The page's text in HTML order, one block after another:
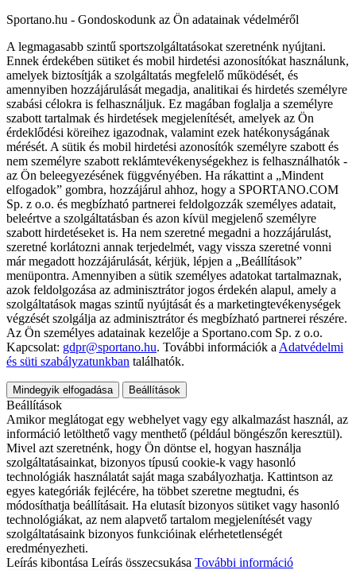
Sportano.hu - Gondoskodunk az Ön adatainak védelméről
A legmagasabb szintű sportszolgáltatásokat szeretnénk nyújtani.
Ennek érdekében sütiket és mobil hirdetési azonosítókat használunk,
amelyek biztosítják a szolgáltatás megfelelő működését, és
amennyiben hozzájárulását megadja, analitikai és hirdetés személyre
szabási célokra is felhasználjuk. Ez magában foglalja a személyre
szabott tartalmak és hirdetések megjelenítését, amelyek az Ön
érdeklődési köreihez igazodnak, valamint ezek hatékonyságának
mérését. A sütik és mobil hirdetési azonosítók személyre szabott és
nem személyre szabott reklámtevékenységekhez is felhasználhatók -
az Ön beleegyezésének függvényében. Ha rákattint a „Mindent
elfogadok” gombra, hozzájárul ahhoz, hogy a SPORTANO.COM
Sp. z o.o. és megbízható partnerei feldolgozzák személyes adatait,
beleértve a szolgáltatásban és azon kívül megjelenő személyre
szabott hirdetéseket is. Ha nem szeretné megadni a hozzájárulást,
szeretné korlátozni annak terjedelmét, vagy vissza szeretné vonni
már megadott hozzájárulását, kérjük, lépjen a „Beállítások”
menüpontra. Amennyiben a sütik személyes adatokat tartalmaznak,
azok feldolgozása az adminisztrátor jogos érdekén alapul, amely a
szolgáltatások magas szintű nyújtását és a marketingtevékenységek
végzését szolgálja az adminisztrátor és megbízható partnerei részére.
Az Ön személyes adatainak kezelője a Sportano.com Sp. z o.o.
Kapcsolat: gdpr@sportano.hu. További információk a Adatvédelmi
és süti szabályzatunkban találhatók.
Mindegyik elfogadása Beállítások
Beállítások
Amikor meglátogat egy webhelyet vagy egy alkalmazást használ, az
információ letölthető vagy menthető (például böngészőn keresztül).
Mivel azt szeretnénk, hogy Ön döntse el, hogyan használja
szolgáltatásainkat, bizonyos típusú cookie-k vagy hasonló
technológiák használatát saját maga szabályozhatja. Kattintson az
egyes kategóriák fejlécére, ha többet szeretne megtudni, és
módosíthatja beállításait. Ha elutasít bizonyos sütiket vagy hasonló
technológiákat, az nem alapvető tartalom megjelenítését vagy
szolgáltatásaink bizonyos funkcióinak elérhetetlenségét
eredményezheti.
Leírás kibontása Leírás összecsukása További információ